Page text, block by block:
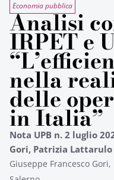
Economia pubblica
Analisi
IRPET e
nella
delle
in Italia”
Nota UPB n. 2 luglio
Gori, Patrizia
Giuseppe Francesco